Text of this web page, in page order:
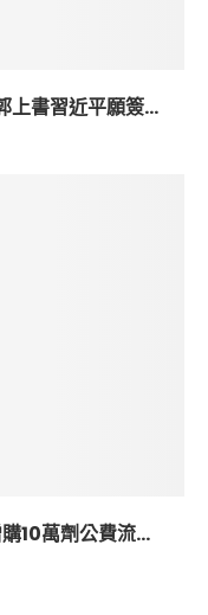
書習近平願簽...
10萬劑公費流...